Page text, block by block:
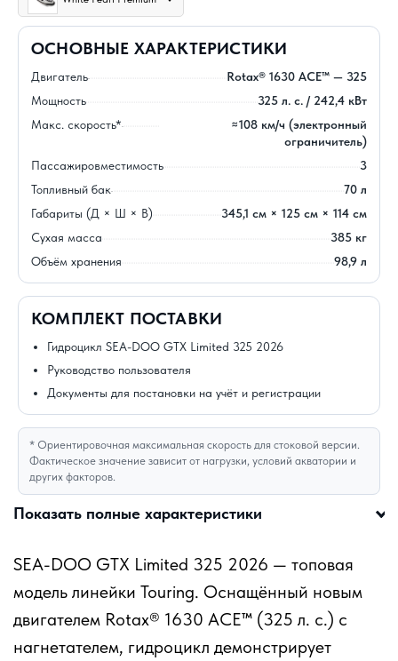
ОСНОВНЫЕ ХАРАКТЕРИСТИКИ
Двигатель
Rotax® 1630 ACE™ — 325
Мощность
325 л. с. / 242,4 кВт
Макс. скорость*
≈108 км/ч (электронный
ограничитель)
Пассажировместимость
3
Топливный бак
70 л
Габариты (Д × Ш × В)
345,1 см × 125 см × 114 см
Сухая масса
385 кг
Объём хранения
98,9 л
КОМПЛЕКТ ПОСТАВКИ
Гидроцикл SEA-DOO GTX Limited 325 2026
Руководство пользователя
Документы для постановки на учёт и регистрации
* Ориентировочная максимальная скорость для стоковой версии.
Фактическое значение зависит от нагрузки, условий акватории и
других факторов.
Показать полные характеристики
SEA-DOO GTX Limited 325 2026 — топовая
модель линейки Touring. Оснащённый новым
двигателем Rotax® 1630 ACE™ (325 л. с.) с
нагнетателем, гидроцикл демонстрирует